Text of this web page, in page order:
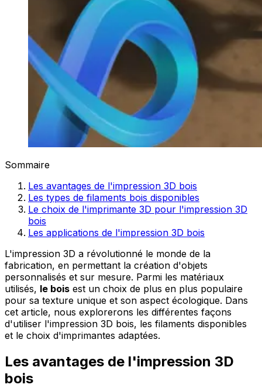
Sommaire
Les avantages de l'impression 3D bois
Les types de filaments bois disponibles
Le choix de l'imprimante 3D pour l'impression 3D
bois
Les applications de l'impression 3D bois
L'impression 3D a révolutionné le monde de la
fabrication, en permettant la création d'objets
personnalisés et sur mesure. Parmi les matériaux
utilisés, le bois est un choix de plus en plus populaire
pour sa texture unique et son aspect écologique. Dans
cet article, nous explorerons les différentes façons
d'utiliser l'impression 3D bois, les filaments disponibles
et le choix d'imprimantes adaptées.
Les avantages de l'impression 3D
bois